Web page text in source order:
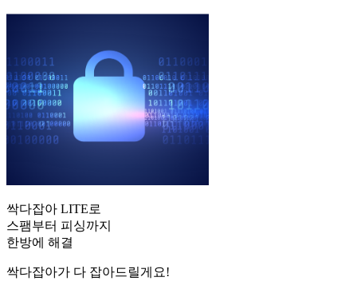
싹다잡아 LITE로
스팸부터 피싱까지
한방에 해결
싹다잡아가 다 잡아드릴게요!